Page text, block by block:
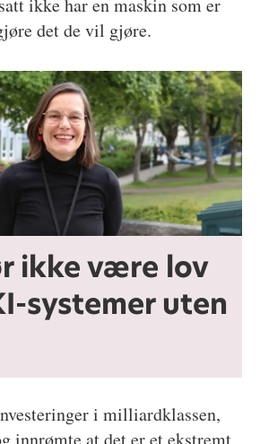
det de vil gjøre.
ikke være lov
systemer uten
i milliardklassen,